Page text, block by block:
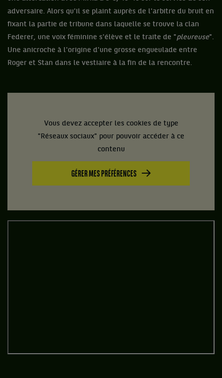
adversaire. Alors qu'il se plaint auprès de l'arbitre du bruit en
fixant la partie de tribune dans laquelle se trouve la clan
Federer, une voix féminine s'élève et le traite de "pleureuse".
Une anicroche à l'origine d'une grosse engueulade entre
Roger et Stan dans le vestiaire à la fin de la rencontre.
Vous devez accepter les cookies de type
"Réseaux sociaux" pour pouvoir accéder à ce
contenu
GÉRER MES PRÉFÉRENCES